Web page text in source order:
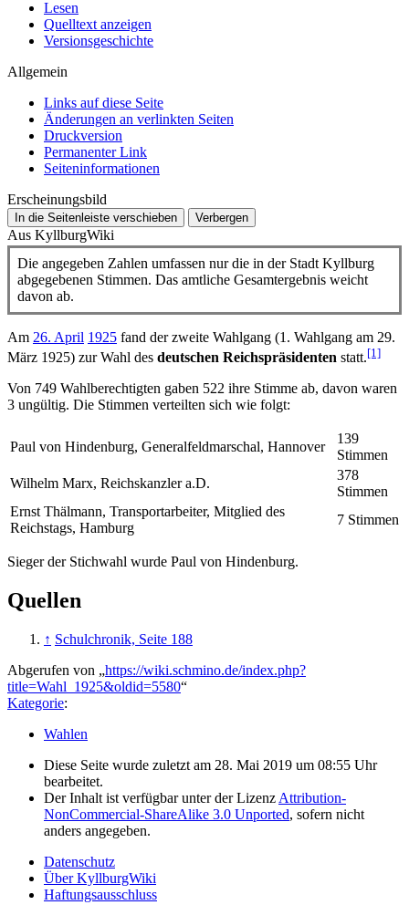
Lesen
Quelltext anzeigen
Versionsgeschichte
Allgemein
Links auf diese Seite
Änderungen an verlinkten Seiten
Druckversion
Permanenter Link
Seiten­­informationen
Erscheinungsbild
In die Seitenleiste verschieben Verbergen
Aus KyllburgWiki
Die angegeben Zahlen umfassen nur die in der Stadt Kyllburg
abgegebenen Stimmen. Das amtliche Gesamtergebnis weicht
davon ab.
Am 26. April 1925 fand der zweite Wahlgang (1. Wahlgang am 29.
März 1925) zur Wahl des deutschen Reichspräsidenten statt.[1]
Von 749 Wahlberechtigten gaben 522 ihre Stimme ab, davon waren
3 ungültig. Die Stimmen verteilten sich wie folgt:
Paul von Hindenburg, Generalfeldmarschal, Hannover
139
Stimmen
Wilhelm Marx, Reichskanzler a.D.
378
Stimmen
Ernst Thälmann, Transportarbeiter, Mitglied des
Reichstags, Hamburg
7 Stimmen
Sieger der Stichwahl wurde Paul von Hindenburg.
Quellen
↑ Schulchronik, Seite 188
Abgerufen von „https://wiki.schmino.de/index.php?
title=Wahl_1925&oldid=5580“
Kategorie:
Wahlen
Diese Seite wurde zuletzt am 28. Mai 2019 um 08:55 Uhr
bearbeitet.
Der Inhalt ist verfügbar unter der Lizenz Attribution-
NonCommercial-ShareAlike 3.0 Unported, sofern nicht
anders angegeben.
Datenschutz
Über KyllburgWiki
Haftungsausschluss